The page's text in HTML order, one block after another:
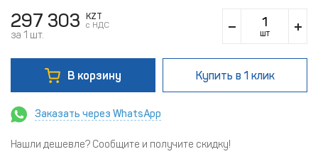
297 303
KZT
c НДС
за 1 шт. шт
В корзину Купить в 1 клик
Заказать через WhatsApp
Нашли дешевле? Сообщите и получите скидку!